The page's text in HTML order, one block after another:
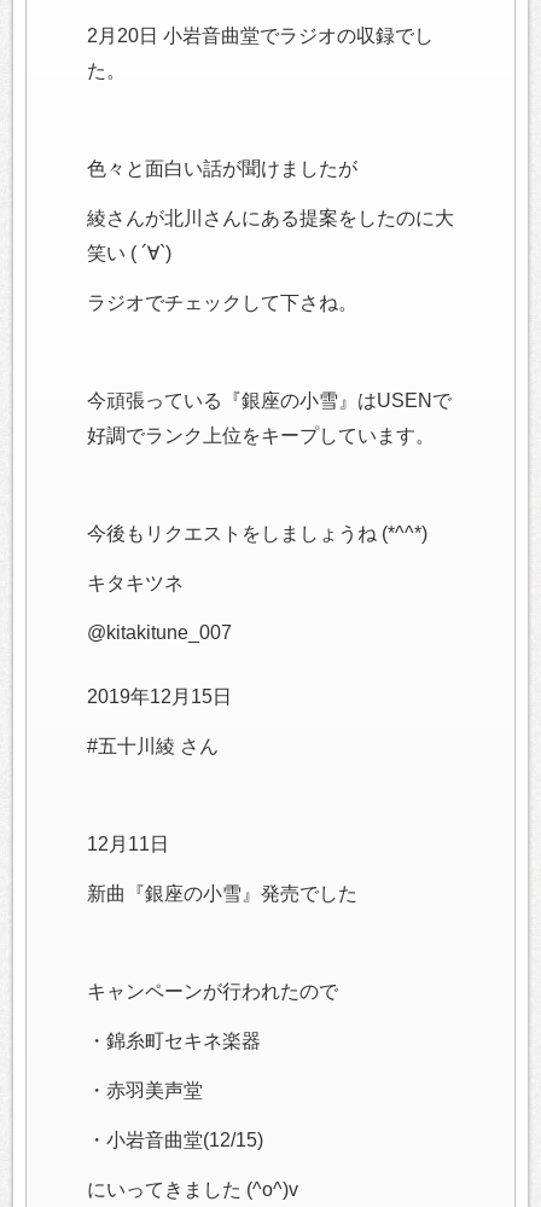
2月20日 小岩音曲堂でラジオの収録でし
た。
色々と面白い話が聞けましたが
綾さんが北川さんにある提案をしたのに大
笑い ( ´∀`)
ラジオでチェックして下さね。
今頑張っている『銀座の小雪』はUSENで
好調でランク上位をキープしています。
今後もリクエストをしましょうね (*^^*)
キタキツネ
@kitakitune_007
2019年12月15日
#五十川綾 さん
12月11日
新曲『銀座の小雪』発売でした
キャンペーンが行われたので
・錦糸町セキネ楽器
・赤羽美声堂
・小岩音曲堂(12/15)
にいってきました (^o^)v